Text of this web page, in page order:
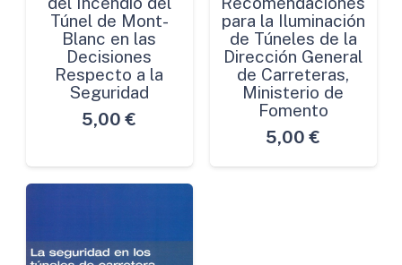
Túnel de Mont-
Blanc en las
Decisiones
Respecto a la
Seguridad
5,00 €
para la Iluminación
de Túneles de la
Dirección General
de Carreteras,
Ministerio de
Fomento
5,00 €